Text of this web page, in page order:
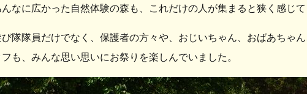
んなに広かった自然体験の森も、これだけの人が集まると狭く感じ
び隊隊員だけでなく、保護者の方々や、おじいちゃん、おばあちゃ
フも、みんな思い思いにお祭りを楽しんでいました。